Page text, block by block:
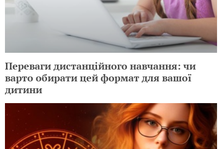
Переваги дистанційного навчання: чи
варто обирати цей формат для вашої
дитини